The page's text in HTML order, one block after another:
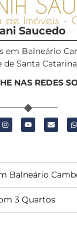
Saucedo
em Balneário
de Santa
NAS REDES
Balneário
3 Quartos